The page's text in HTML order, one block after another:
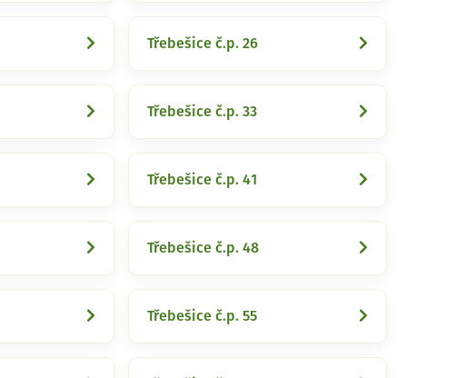
Třebešice č.p. 26
Třebešice č.p. 33
Třebešice č.p. 41
Třebešice č.p. 48
Třebešice č.p. 55